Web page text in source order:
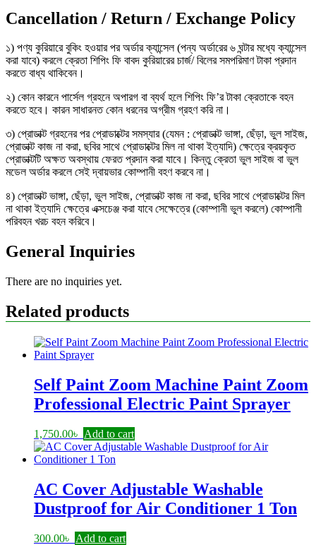
Cancellation / Return / Exchange Policy
১) পণ্য কুরিয়ারে বুকিং হওয়ার পর অর্ডার ক্যান্সেল (পন্য অর্ডারের ৬ ঘন্টার মধ্যে ক্যান্সেল
করা যাবে) করলে ক্রেতা শিপিং ফি বাবদ কুরিয়ারের চার্জ/ বিলের সমপরিমাণ টাকা প্রদান
করতে বাধ্য থাকিবেন।
২) কোন কারনে পার্সেল গ্রহনে অপারগ বা ব্যর্থ হলে শিপিং ফি’র টাকা ক্রেতাকে বহন
করতে হবে। কারন সাধারনত কোন ধরনের অগ্রীম গ্রহণ করি না।
৩) প্রোডাক্ট গ্রহনের পর প্রোডাক্টের সমস্যার (যেমন : প্রোডাক্ট ভাঙ্গা, ছেঁড়া, ভুল সাইজ,
প্রোডাক্ট কাজ না করা, ছবির সাথে প্রোডাক্টের মিল না থাকা ইত্যাদি) ক্ষেত্রে ক্রয়কৃত
প্রোডাক্টটি অক্ষত অবস্থায় ফেরত প্রদান করা যাবে। কিন্তু ক্রেতা ভুল সাইজ বা ভুল
মডেল অর্ডার করলে সেই দ্বায়ভার কোম্পানী বহণ করবে না।
৪) প্রোডাক্ট ভাঙ্গা, ছেঁড়া, ভুল সাইজ, প্রোডাক্ট কাজ না করা, ছবির সাথে প্রোডাক্টের মিল
না থাকা ইত্যাদি ক্ষেত্রে এক্সচেঞ্জ করা যাবে সেক্ষেত্রে (কোম্পানী ভুল করলে) কোম্পানী
পরিবহন খরচ বহন করিবে।
General Inquiries
There are no inquiries yet.
Related products
Self Paint Zoom Machine Paint Zoom
Professional Electric Paint Sprayer
1,750.00৳ Add to cart
AC Cover Adjustable Washable
Dustproof for Air Conditioner 1 Ton
300.00৳ Add to cart